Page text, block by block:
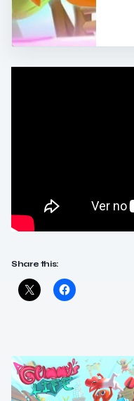
Share this: